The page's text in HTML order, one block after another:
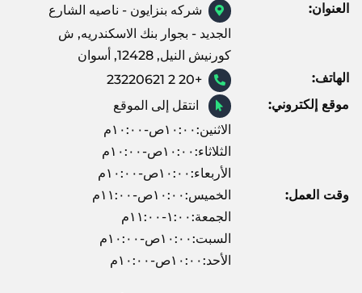
العنوان:
شركه بنزايون - ناصيه الشارع
الجديد - بجوار بنك الاسكندريه, ش
كورنيش النيل, 12428, أسوان
الهاتف:
+20 2 23220621
موقع إلكتروني:
انتقل إلى الموقع
وقت العمل:
الاثنين:١٠:٠٠ص-١٠:٠٠م
الثلاثاء:١٠:٠٠ص-١٠:٠٠م
الأربعاء:١٠:٠٠ص-١٠:٠٠م
الخميس:١٠:٠٠ص-١١:٠٠م
الجمعة:١:٠٠-١١:٠٠م
السبت:١٠:٠٠ص-١٠:٠٠م
الأحد:١٠:٠٠ص-١٠:٠٠م